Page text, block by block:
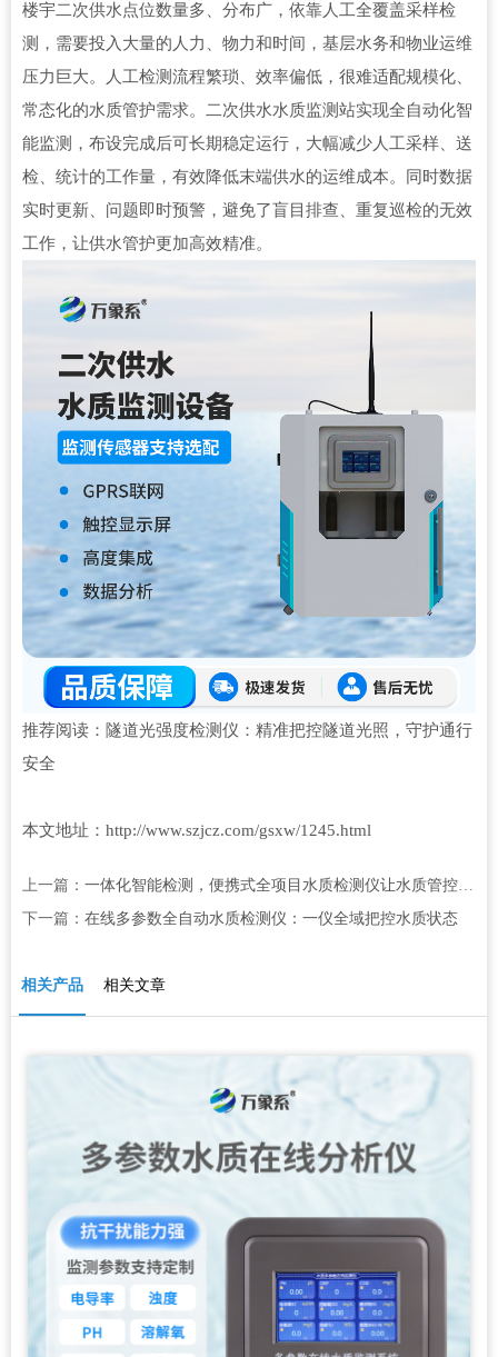
楼宇二次供水点位数量多、分布广，依靠人工全覆盖采样检
测，需要投入大量的人力、物力和时间，基层水务和物业运维
压力巨大。人工检测流程繁琐、效率偏低，很难适配规模化、
常态化的水质管护需求。二次供水水质监测站实现全自动化智
能监测，布设完成后可长期稳定运行，大幅减少人工采样、送
检、统计的工作量，有效降低末端供水的运维成本。同时数据
实时更新、问题即时预警，避免了盲目排查、重复巡检的无效
工作，让供水管护更加高效精准。
推荐阅读： 隧道光强度检测仪：精准把控隧道光照，守护通行
安全
本文地址：http://www.szjcz.com/gsxw/1245.html
上一篇： 一体化智能检测，便携式全项目水质检测仪让水质管控高效又省心
下一篇： 在线多参数全自动水质检测仪：一仪全域把控水质状态
相关产品 相关文章